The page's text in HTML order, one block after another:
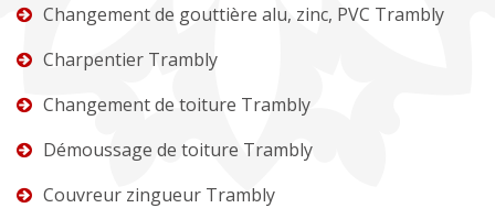
Changement de gouttière alu, zinc, PVC Trambly
Charpentier Trambly
Changement de toiture Trambly
Démoussage de toiture Trambly
Couvreur zingueur Trambly